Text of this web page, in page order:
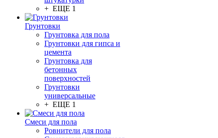
+ ЕЩЕ 1
Грунтовки
Грунтовка для пола
Грунтовки для гипса и
цемента
Грунтовка для
бетонных
поверхностей
Грунтовки
универсальные
+ ЕЩЕ 1
Смеси для пола
Ровнители для пола